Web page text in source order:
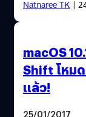
Natnaree TK|
macOS
Shift โหม
แล้ว!
25/01/2017